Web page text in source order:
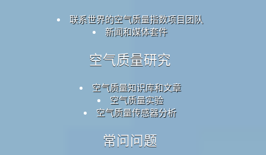
联系世界的空气质量指数项目团队
新闻和媒体套件
空气质量研究
空气质量知识库和文章
空气质量实验
空气质量传感器分析
常问问题